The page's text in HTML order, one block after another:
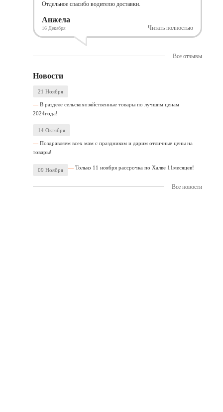
Отдельное спасибо водителю доставки.
Анжела
16 Декабря Читать полностью
Все отзывы
Новости
21 Ноября
В разделе сельскохозяйственные товары по лучшим ценам
2024года!
14 Октября
Поздравляем всех мам с праздником и дарим отличные цены на
товары!
09 Ноября Только 11 ноября рассрочка по Халве 11месяцев!
Все новости